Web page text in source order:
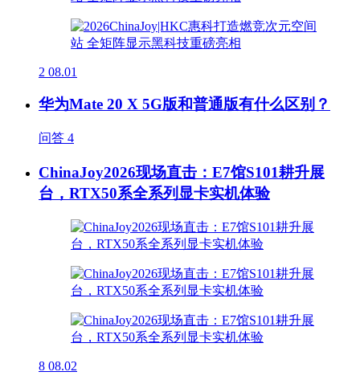
2 08.01
华为Mate 20 X 5G版和普通版有什么区别？
问答 4
ChinaJoy2026现场直击：E7馆S101耕升展
台，RTX50系全系列显卡实机体验
8 08.02